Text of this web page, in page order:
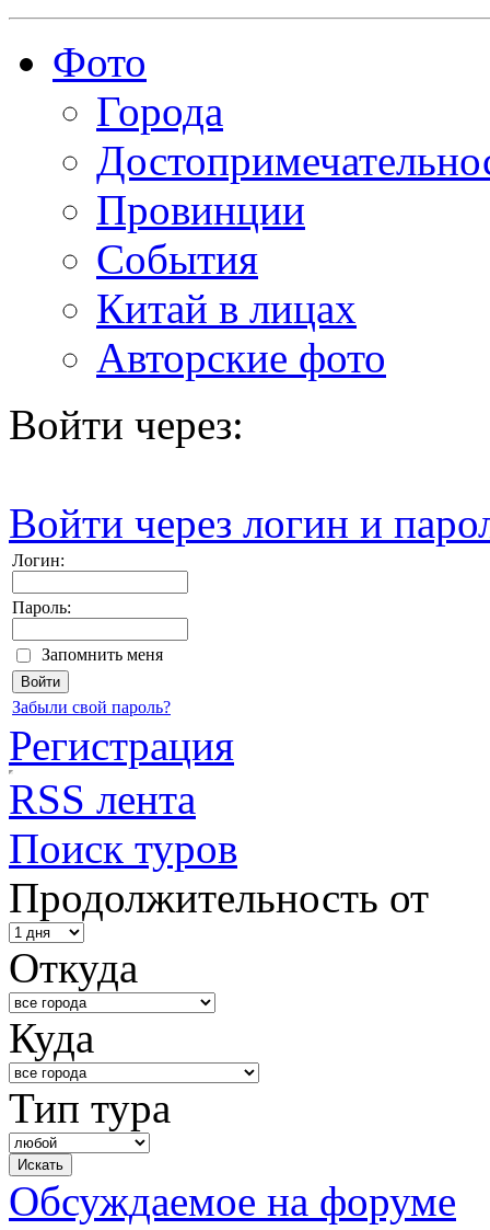
Фото
Города
Провинции
События
Китай в лицах
Авторские фото
Войти через:
Войти через логин и
Логин:
Пароль:
Запомнить меня
Забыли свой пароль?
Регистрация
RSS лента
Поиск туров
Продолжительность от
Откуда
Куда
Тип тура
Обсуждаемое на форуме